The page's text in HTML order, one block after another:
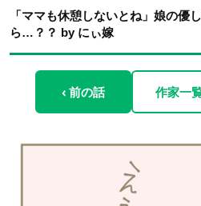
「ママも休憩しないとね」娘の優
ら…？？ by にぃ嫁
‹ 前の話 作家一